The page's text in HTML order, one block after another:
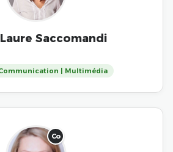
Saccomandi
| Multimédia
Co